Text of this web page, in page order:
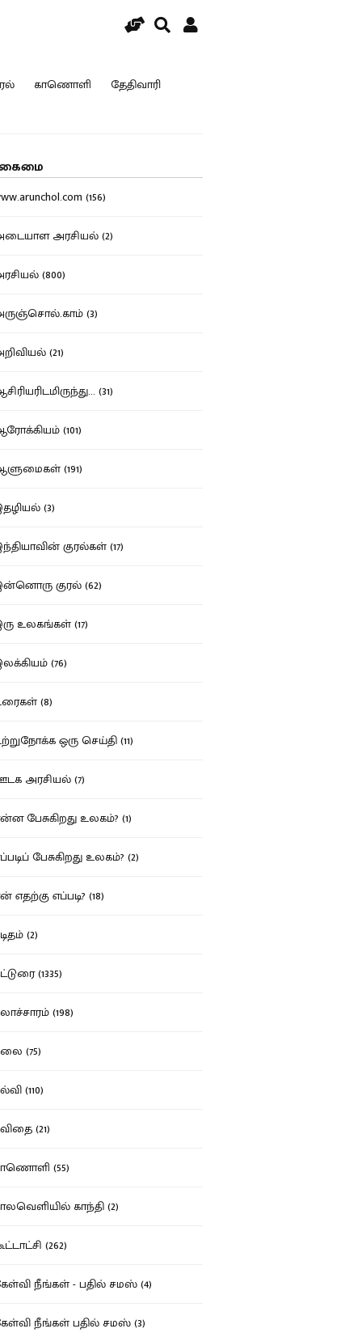
காணொளி தேதிவாரி
(156)
அரசியல் (2)
(800)
(3)
(21)
(31)
(101)
(191)
(3)
குரல்கள் (17)
குரல் (62)
உலகங்கள் (17)
(76)
(8)
ஒரு செய்தி (11)
அரசியல் (7)
பேசுகிறது உலகம்? (1)
பேசுகிறது உலகம்? (2)
எதற்கு எப்படி? (18)
(2)
(1335)
(198)
(75)
(110)
(21)
(55)
காந்தி (2)
(262)
நீங்கள் - பதில் சமஸ் (4)
நீங்கள் பதில் சமஸ் (3)